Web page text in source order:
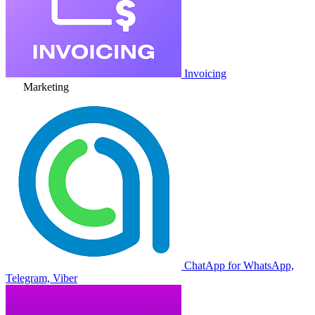
Invoicing
Marketing
ChatApp for WhatsApp,
Telegram, Viber